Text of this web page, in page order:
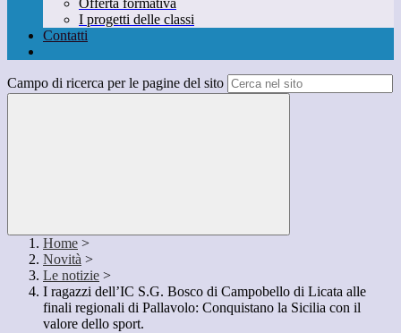
Offerta formativa
I progetti delle classi
Contatti
Campo di ricerca per le pagine del sito
Home >
Novità >
Le notizie >
I ragazzi dell’IC S.G. Bosco di Campobello di Licata alle
finali regionali di Pallavolo: Conquistano la Sicilia con il
valore dello sport.